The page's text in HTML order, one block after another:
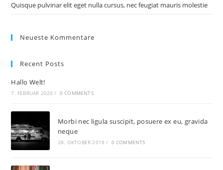
Quisque pulvinar elit eget nulla cursus, nec feugiat mauris molestie
Neueste Kommentare
Recent Posts
Hallo Welt!
7. FEBRUAR 2020 / 0 COMMENTS
Morbi nec ligula suscipit, posuere ex eu, gravida
neque
28. OKTOBER 2018 / 0 COMMENTS